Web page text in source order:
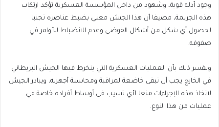
وجود أدلة قوية، وشهود من داخل المؤسسة العسكرية تؤكد ارتكاب
هذه الجريمة، مضيفا أن هذا الجيش معني بضبط عناصره تجنبا
لحصول أي شكل من أشكال الفوضى وعدم الانضباط للأوامر في
صفوفه.
ويفسر ذلك بأن العمليات العسكرية التي ينخرط فيها الجيش البريطاني
في الخارج يجب أن تبقى خاضعة لمراقبة ومحاسبة أجهزته، ويبادر الجيش
لاتخاذ هذه الإجراءات منعا لأي تسيب في أوساط أفراده خاصة في
عمليات من هذا النوع.